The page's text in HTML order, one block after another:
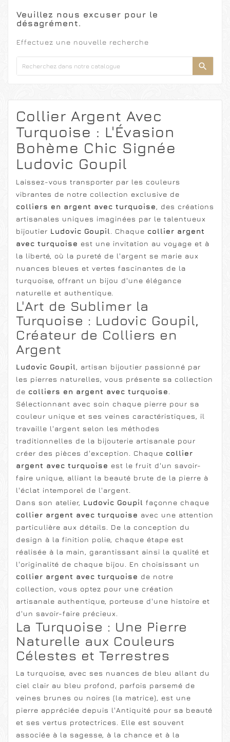
Collier Argent Avec
Turquoise : L'Évasion
Bohème Chic Signée
Ludovic Goupil
Laissez-vous transporter par les couleurs
vibrantes de notre collection exclusive de
colliers en argent avec turquoise
, des créations
artisanales uniques imaginées par le talentueux
bijoutier Ludovic Goupil . Chaque collier argent
avec turquoise est une invitation au voyage et à
la liberté, où la pureté de l'argent se marie aux
nuances bleues et vertes fascinantes de la
turquoise, offrant un bijou d'une élégance
naturelle et authentique.
L'Art de Sublimer la
Turquoise : Ludovic Goupil,
Créateur de Colliers en
Argent
Ludovic Goupil
, artisan bijoutier passionné par
les pierres naturelles, vous présente sa collection
de colliers en argent avec turquoise
Sélectionnant avec soin chaque pierre pour sa
couleur unique et ses veines caractéristiques, il
travaille l'argent selon les méthodes
traditionnelles de la bijouterie artisanale pour
créer des pièces d'exception. Chaque collier
argent avec turquoise est le fruit d'un savoir-
faire unique, alliant la beauté brute de la pierre à
l'éclat intemporel de l'argent.
Dans son atelier, Ludovic Goupil façonne chaque
collier argent avec turquoise avec une attention
particulière aux détails. De la conception du
design à la finition polie, chaque étape est
réalisée à la main, garantissant ainsi la qualité et
l'originalité de chaque bijou. En choisissant un
collier argent avec turquoise de notre
collection, vous optez pour une création
artisanale authentique, porteuse d'une histoire et
d'un savoir-faire précieux.
La Turquoise : Une Pierre
Naturelle aux Couleurs
Célestes et Terrestres
La turquoise, avec ses nuances de bleu allant du
ciel clair au bleu profond, parfois parsemé de
veines brunes ou noires (la matrice), est une
pierre appréciée depuis l'Antiquité pour sa beauté
et ses vertus protectrices. Elle est souvent
associée à la sagesse, à la chance et à la
Veuillez nous excuser pour le
désagrément.
Effectuez une nouvelle recherche
